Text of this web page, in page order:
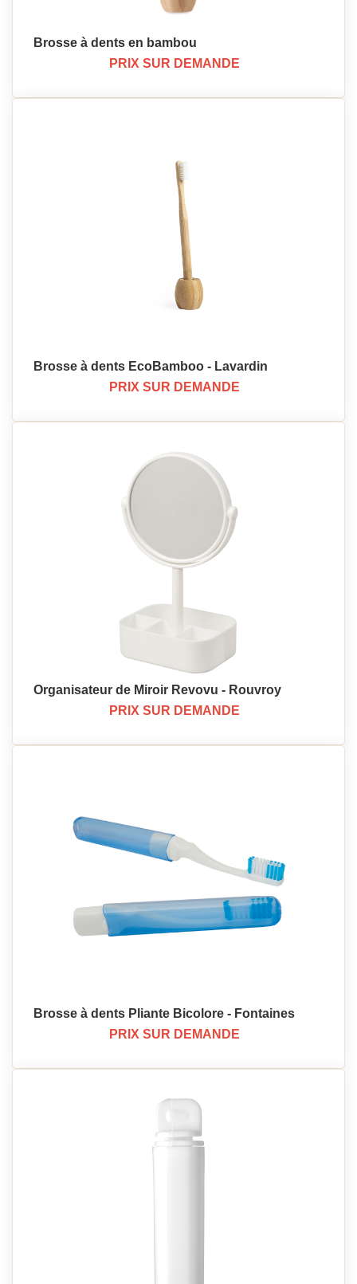
Brosse à dents en bambou
PRIX SUR DEMANDE
Brosse à dents EcoBamboo - Lavardin
PRIX SUR DEMANDE
Organisateur de Miroir Revovu - Rouvroy
PRIX SUR DEMANDE
Brosse à dents Pliante Bicolore - Fontaines
PRIX SUR DEMANDE